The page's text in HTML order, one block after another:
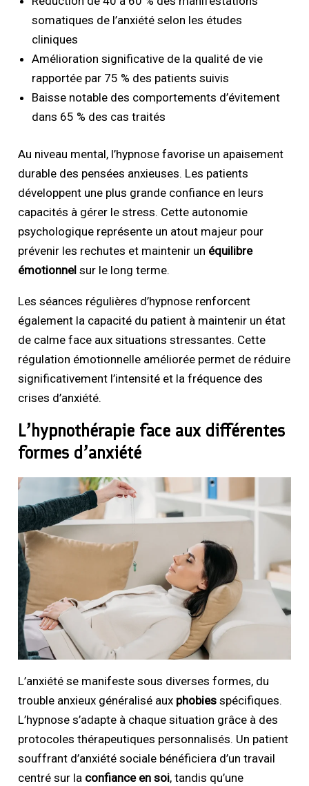
somatiques de l’anxiété selon les études
cliniques
Amélioration significative de la qualité de vie
rapportée par 75 % des patients suivis
Baisse notable des comportements d’évitement
dans 65 % des cas traités
Au niveau mental, l’hypnose favorise un apaisement
durable des pensées anxieuses. Les patients
développent une plus grande confiance en leurs
capacités à gérer le stress. Cette autonomie
psychologique représente un atout majeur pour
prévenir les rechutes et maintenir un équilibre
émotionnel sur le long terme.
Les séances régulières d’hypnose renforcent
également la capacité du patient à maintenir un état
de calme face aux situations stressantes. Cette
régulation émotionnelle améliorée permet de réduire
significativement l’intensité et la fréquence des
crises d’anxiété.
L’hypnothérapie face aux différentes
formes d’anxiété
L’anxiété se manifeste sous diverses formes, du
trouble anxieux généralisé aux phobies spécifiques.
L’hypnose s’adapte à chaque situation grâce à des
protocoles thérapeutiques personnalisés. Un patient
souffrant d’anxiété sociale bénéficiera d’un travail
centré sur la confiance en soi, tandis qu’une